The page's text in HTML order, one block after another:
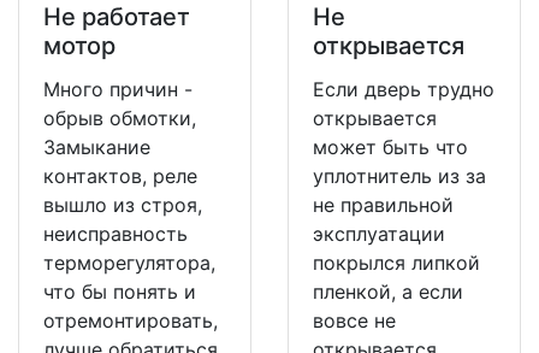
Не работает
мотор
Много причин -
обрыв обмотки,
Замыкание
контактов, реле
вышло из строя,
неисправность
терморегулятора,
что бы понять и
отремонтировать,
Не
открывается
Если дверь трудно
открывается
может быть что
уплотнитель из за
не правильной
эксплуатации
покрылся липкой
пленкой, а если
вовсе не